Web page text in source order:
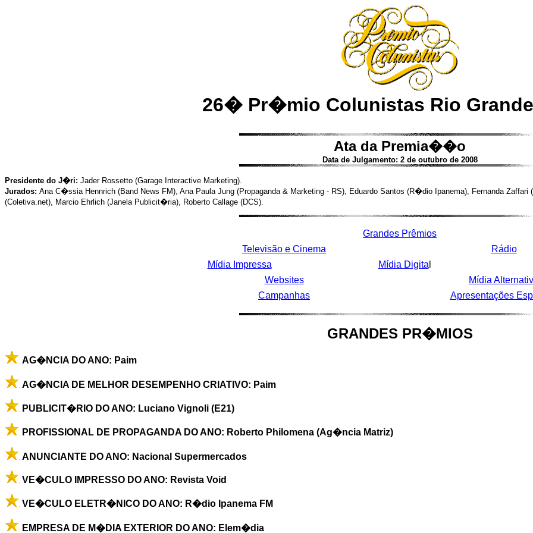
26� Pr�mio Colunistas Rio
Ata da Premia��o
Data de Julgamento: 2 de outubro de 2008
Presidente do J�ri: Jader Rossetto (Garage Interactive Marketing).
Jurados: Ana C�ssia Hennrich (Band News FM), Ana Paula Jung (Propaganda & Marketing - RS), Eduardo Santos (R�dio Ipanema), Fernanda
(Coletiva.net), Marcio Ehrlich (Janela Publicit�ria), Roberto Callage (DCS).
Grandes Prêmios
Televisão e Cinema
Rádio
Mídia Impressa
Mídia Digita
Websites
Mídia
Campanhas
Apresentações
GRANDES PR�MIOS
AG�NCIA DO ANO: Paim
AG�NCIA DE MELHOR DESEMPENHO CRIATIVO: Paim
PUBLICIT�RIO DO ANO: Luciano Vignoli (E21)
PROFISSIONAL DE PROPAGANDA DO ANO: Roberto Philomena (Ag�ncia Matriz)
ANUNCIANTE DO ANO: Nacional Supermercados
VE�CULO IMPRESSO DO ANO: Revista Void
VE�CULO ELETR�NICO DO ANO: R�dio Ipanema FM
EMPRESA DE M�DIA EXTERIOR DO ANO: Elem�dia